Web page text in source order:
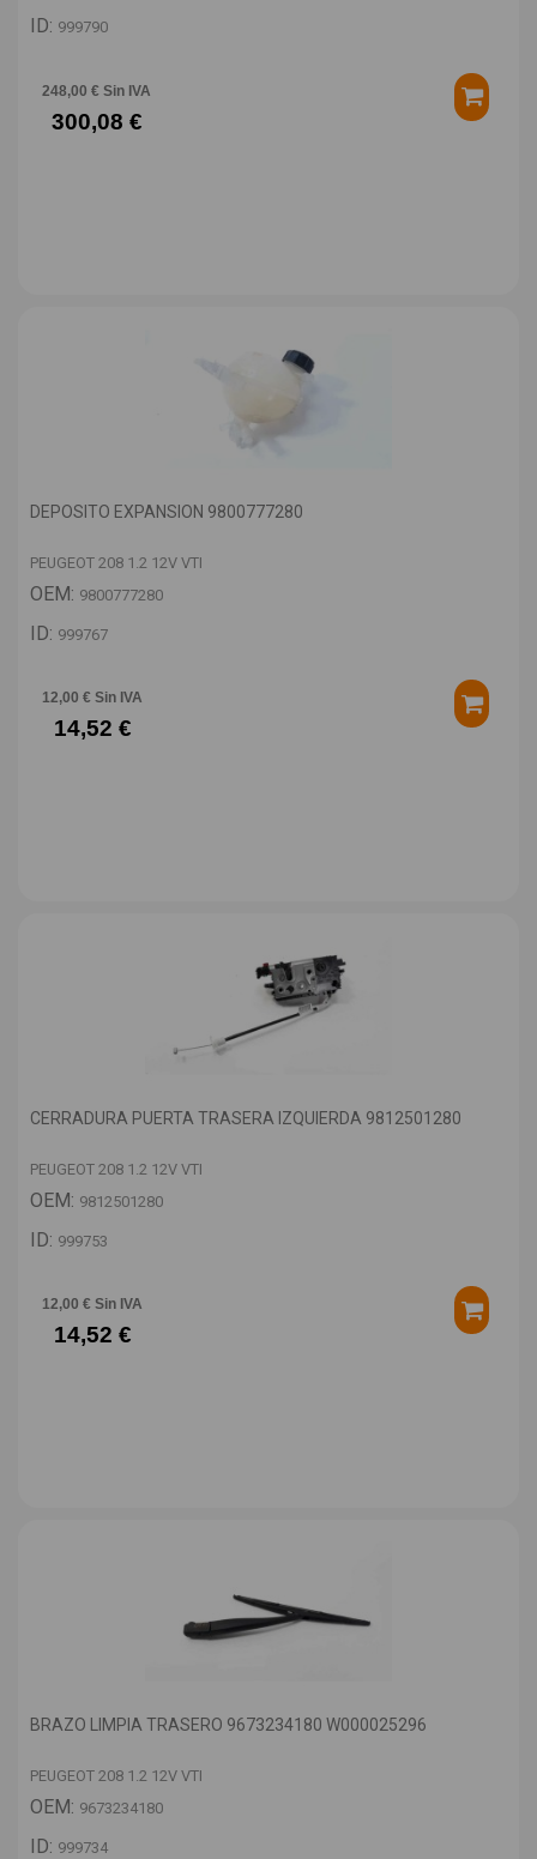
ID: 999790
248,00 € Sin IVA
300,08 €
DEPOSITO EXPANSION 9800777280
PEUGEOT 208 1.2 12V VTI
OEM: 9800777280
ID: 999767
12,00 € Sin IVA
14,52 €
CERRADURA PUERTA TRASERA IZQUIERDA 9812501280
PEUGEOT 208 1.2 12V VTI
OEM: 9812501280
ID: 999753
12,00 € Sin IVA
14,52 €
BRAZO LIMPIA TRASERO 9673234180 W000025296
PEUGEOT 208 1.2 12V VTI
OEM: 9673234180
ID: 999734